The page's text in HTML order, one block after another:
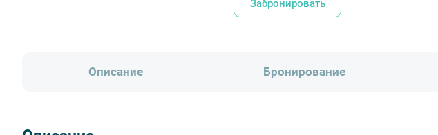
Забронировать
Описание Бронирование